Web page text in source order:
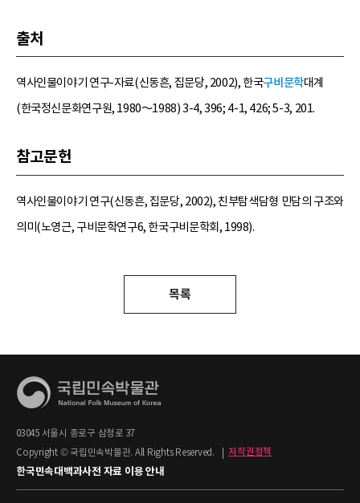
출처
역사인물이야기 연구-자료(신동흔, 집문당, 2002), 한국구비문학대계
(한국정신문화연구원, 1980～1988) 3-4, 396; 4-1, 426; 5-3, 201.
참고문헌
역사인물이야기 연구(신동흔, 집문당, 2002), 친부탐색담형 민담의 구조와
의미(노영근, 구비문학연구6, 한국구비문학회, 1998).
목록
03045 서울시 종로구 삼청로 37
Copyright © 국립민속박물관. All Rights Reserved.
저작권정책
한국민속대백과사전 자료 이용 안내